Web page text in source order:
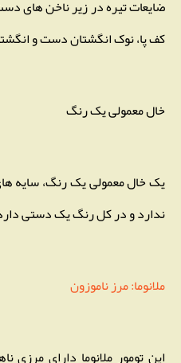
ضایعات تیره در زیر ناخن های
کف پا، نوک انگشتان دست و
خال معمولی یک رنگ
یک خال معمولی یک رنگ، سایه
ندارد و در کل رنگ یک دستی
ملانوما: مرز ناموزون
این تومور ملانوما دارای مرزی